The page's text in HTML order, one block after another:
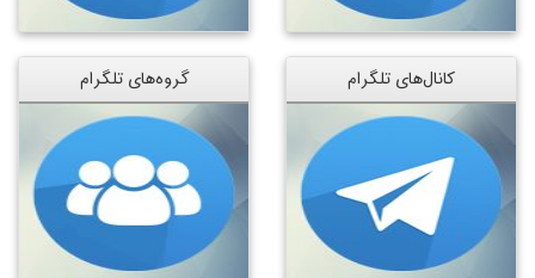
کانال‌های تلگرام گروه‌های تلگرام